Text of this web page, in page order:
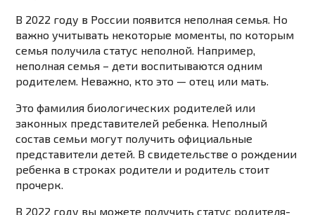
В 2022 году в России появится неполная семья. Но
важно учитывать некоторые моменты, по которым
семья получила статус неполной. Например,
неполная семья – дети воспитываются одним
родителем. Неважно, кто это — отец или мать.
Это фамилия биологических родителей или
законных представителей ребенка. Неполный
состав семьи могут получить официальные
представители детей. В свидетельстве о рождении
ребенка в строках родители и родитель стоит
прочерк.
В 2022 году вы можете получить статус родителя-